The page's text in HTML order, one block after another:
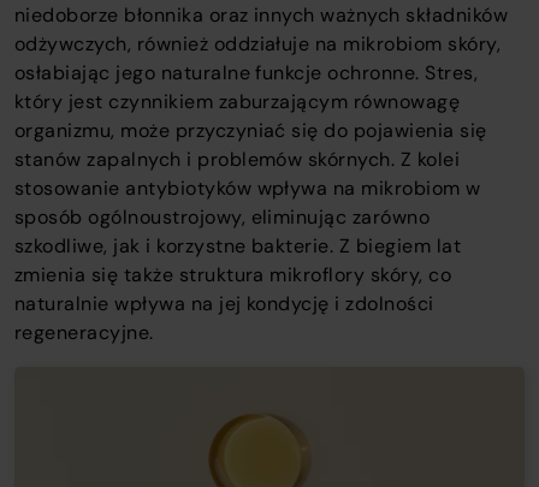
niedoborze błonnika oraz innych ważnych składników
odżywczych, również oddziałuje na mikrobiom skóry,
osłabiając jego naturalne funkcje ochronne. Stres,
który jest czynnikiem zaburzającym równowagę
organizmu, może przyczyniać się do pojawienia się
stanów zapalnych i problemów skórnych. Z kolei
stosowanie antybiotyków wpływa na mikrobiom w
sposób ogólnoustrojowy, eliminując zarówno
szkodliwe, jak i korzystne bakterie. Z biegiem lat
zmienia się także struktura mikroflory skóry, co
naturalnie wpływa na jej kondycję i zdolności
regeneracyjne.